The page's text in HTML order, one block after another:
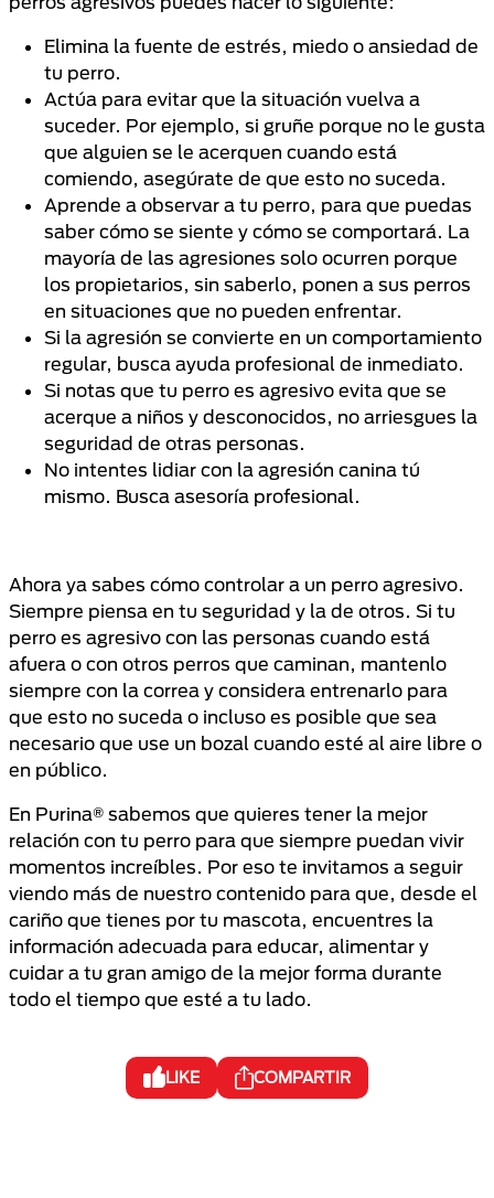
Elimina la fuente de estrés, miedo o ansiedad de
tu perro.
Actúa para evitar que la situación vuelva a
suceder. Por ejemplo, si gruñe porque no le gusta
que alguien se le acerquen cuando está
comiendo, asegúrate de que esto no suceda.
Aprende a observar a tu perro, para que puedas
saber cómo se siente y cómo se comportará. La
mayoría de las agresiones solo ocurren porque
los propietarios, sin saberlo, ponen a sus perros
en situaciones que no pueden enfrentar.
Si la agresión se convierte en un comportamiento
regular, busca ayuda profesional de inmediato.
Si notas que tu perro es agresivo evita que se
acerque a niños y desconocidos, no arriesgues la
seguridad de otras personas.
No intentes lidiar con la agresión canina tú
mismo. Busca asesoría profesional.
Ahora ya sabes cómo controlar a un perro agresivo.
Siempre piensa en tu seguridad y la de otros. Si tu
perro es agresivo con las personas cuando está
afuera o con otros perros que caminan, mantenlo
siempre con la correa y considera entrenarlo para
que esto no suceda o incluso es posible que sea
necesario que use un bozal cuando esté al aire libre o
en público.
En Purina® sabemos que quieres tener la mejor
relación con tu perro para que siempre puedan vivir
momentos increíbles. Por eso te invitamos a seguir
viendo más de nuestro contenido para que, desde el
cariño que tienes por tu mascota, encuentres la
información adecuada para educar, alimentar y
cuidar a tu gran amigo de la mejor forma durante
todo el tiempo que esté a tu lado.
LIKE COMPARTIR